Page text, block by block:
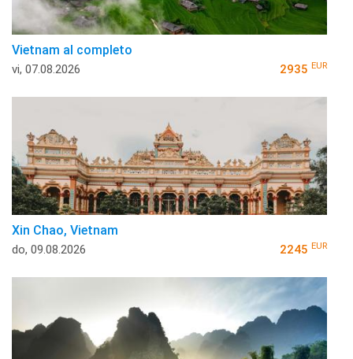
Vietnam al completo
vi, 07.08.2026 2935 EUR
Xin Chao, Vietnam
do, 09.08.2026 2245 EUR